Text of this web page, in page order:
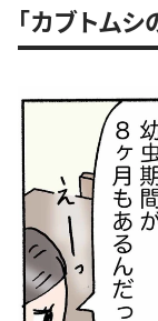
「カブトム